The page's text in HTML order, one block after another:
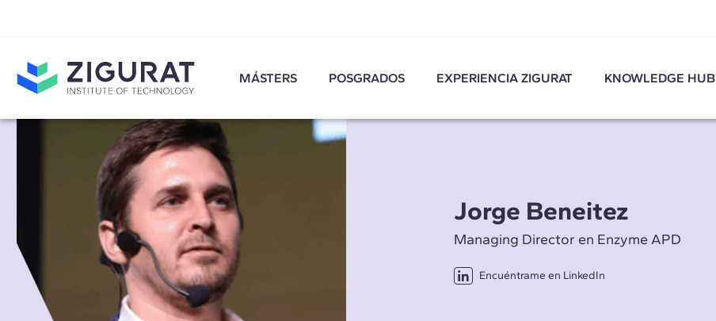
MÁSTERS POSGRADOS EXPERIENCIA ZIGURAT KNOWLEDGE HUB
Jorge Beneitez
Managing Director en Enzyme APD
Encuéntrame en LinkedIn